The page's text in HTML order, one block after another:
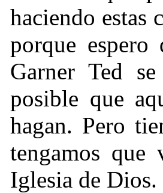
haciendo estas
porque
Garner Ted
posible que
hagan. Pero
tengamos
Iglesia de